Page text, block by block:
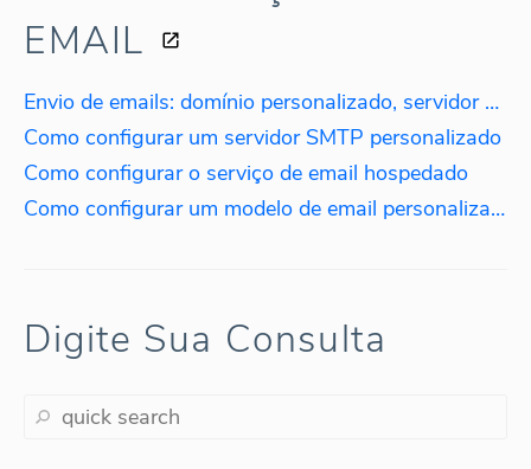
EMAIL
Envio de emails: domínio personalizado, servidor SMTP, serviço de email hospedado
Como configurar um servidor SMTP personalizado
Como configurar o serviço de email hospedado
Como configurar um modelo de email personalizado
Digite Sua Consulta